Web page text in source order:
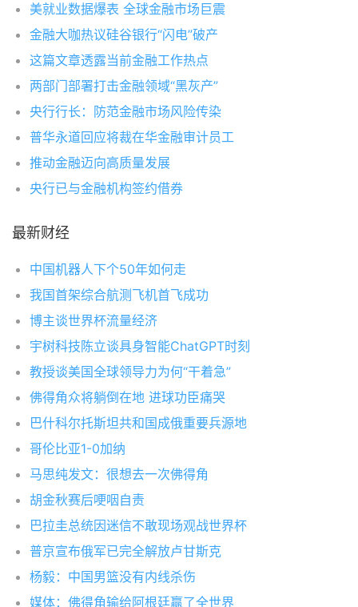
美就业数据爆表 全球金融市场巨震
金融大咖热议硅谷银行“闪电”破产
这篇文章透露当前金融工作热点
两部门部署打击金融领域“黑灰产”
央行行长：防范金融市场风险传染
普华永道回应将裁在华金融审计员工
推动金融迈向高质量发展
央行已与金融机构签约借券
最新财经
中国机器人下个50年如何走
我国首架综合航测飞机首飞成功
博主谈世界杯流量经济
宇树科技陈立谈具身智能ChatGPT时刻
教授谈美国全球领导力为何“干着急”
佛得角众将躺倒在地 进球功臣痛哭
巴什科尔托斯坦共和国成俄重要兵源地
哥伦比亚1-0加纳
马思纯发文：很想去一次佛得角
胡金秋赛后哽咽自责
巴拉圭总统因迷信不敢现场观战世界杯
普京宣布俄军已完全解放卢甘斯克
杨毅：中国男篮没有内线杀伤
媒体：佛得角输给阿根廷赢了全世界